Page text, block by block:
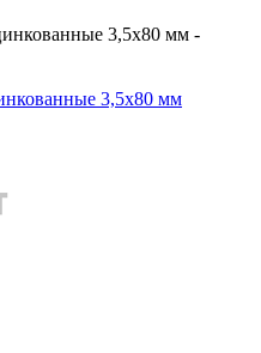
3,5x80 мм